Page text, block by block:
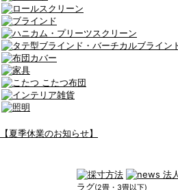
【夏季休業のお知らせ】
ラグ(2畳・3畳以下)